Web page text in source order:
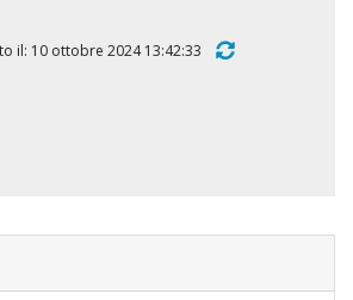
il: 10 ottobre 2024 13:42:33